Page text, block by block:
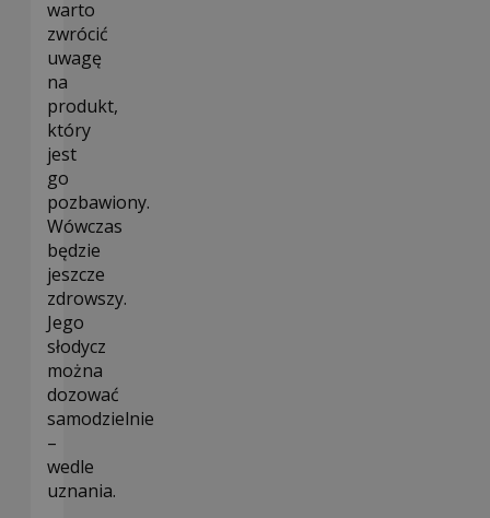
warto
zwrócić
uwagę
na
produkt,
który
jest
go
pozbawiony.
Wówczas
będzie
jeszcze
zdrowszy.
Jego
słodycz
można
dozować
samodzielnie
–
wedle
uznania.